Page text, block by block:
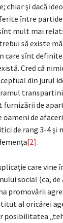
chiar şi dacă
între partide
mult mai
să existe
care sînt
Cred că
din jurul
furnizării de
oameni de
de rang 3-4 şi
[2].
care
social (ca,
promovării
al oricărei
posibilitatea